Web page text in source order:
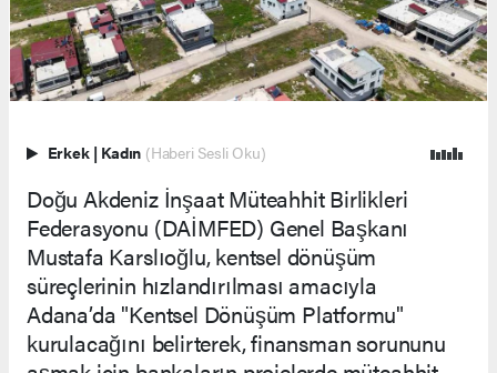
Erkek | Kadın (Haberi Sesli Oku)
Doğu Akdeniz İnşaat Müteahhit Birlikleri
Federasyonu (DAİMFED) Genel Başkanı
Mustafa Karslıoğlu, kentsel dönüşüm
süreçlerinin hızlandırılması amacıyla
Adana’da "Kentsel Dönüşüm Platformu"
kurulacağını belirterek, finansman sorununu